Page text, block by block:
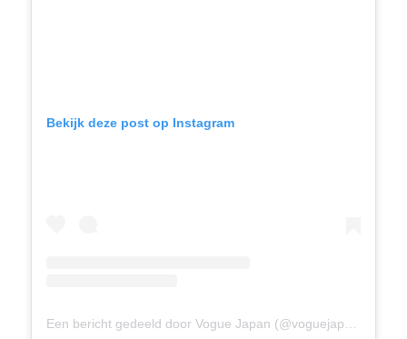
Virtual Reality
Bekijk deze post op Instagram